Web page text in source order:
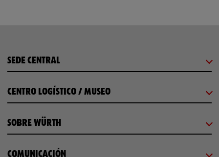
SEDE CENTRAL
CENTRO LOGÍSTICO / MUSEO
SOBRE WÜRTH
COMUNICACIÓN